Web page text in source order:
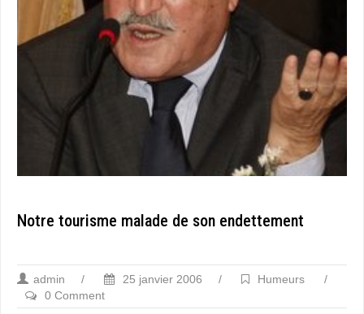
Notre tourisme malade de son endettement
admin / 25 janvier 2006 / Humeurs
/
0 Comment